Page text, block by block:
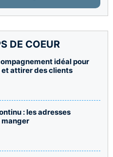
DE COEUR
idéal pour
attirer des clients
: les adresses